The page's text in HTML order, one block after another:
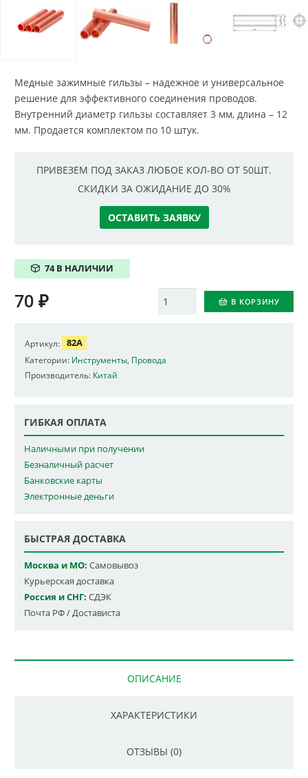
Медные зажимные гильзы – надежное и универсальное
решение для эффективного соединения проводов.
Внутренний диаметр гильзы составляет 3 мм, длина – 12
мм. Продается комплектом по 10 штук.
ПРИВЕЗЕМ ПОД ЗАКАЗ ЛЮБОЕ КОЛ-ВО ОТ 50ШТ.
СКИДКИ ЗА ОЖИДАНИЕ ДО 30%
ОСТАВИТЬ ЗАЯВКУ
74 В НАЛИЧИИ
Количество В КОРЗИНУ
70 ₽
Артикул: 82A
Категории: Инструменты Провода
Производитель: Китай
ГИБКАЯ ОПЛАТА
Наличными при получении
Безналичный расчет
Банковские карты
Электронные деньги
БЫСТРАЯ ДОСТАВКА
Москва и МО: Самовывоз
Курьерская доставка
Россия и СНГ: СДЭК
Почта РФ / Достависта
ОПИСАНИЕ
ХАРАКТЕРИСТИКИ
ОТЗЫВЫ (0)